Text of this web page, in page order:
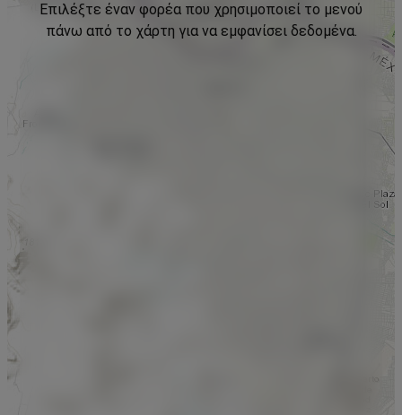
Επιλέξτε έναν φορέα που χρησιμοποιεί το μενού
πάνω από το χάρτη για να εμφανίσει δεδομένα.